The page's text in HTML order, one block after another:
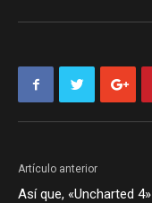
Artículo anterior
Así que, «Uncharted 4»